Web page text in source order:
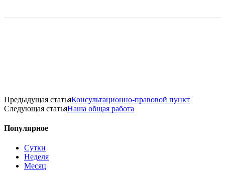
Предыдущая статьяКонсультационно-правовой пункт
Следующая статьяНаша общая работа
Популярное
Сутки
Неделя
Месяц